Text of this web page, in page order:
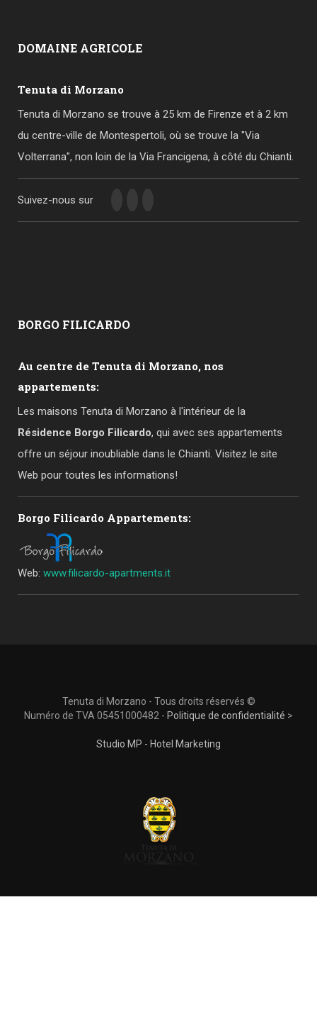
DOMAINE AGRICOLE
Tenuta di Morzano
Tenuta di Morzano se trouve à 25 km de Firenze et à 2 km
du centre-ville de Montespertoli, où se trouve la "Via
Volterrana", non loin de la Via Francigena, à côté du Chianti.
Suivez-nous sur
BORGO FILICARDO
Au centre de Tenuta di Morzano, nos
appartements:
Les maisons Tenuta di Morzano à l'intérieur de la
Résidence Borgo Filicardo, qui avec ses appartements
offre un séjour inoubliable dans le Chianti. Visitez le site
Web pour toutes les informations!
Borgo Filicardo Appartements:
Web: www.filicardo-apartments.it
Tenuta di Morzano - Tous droits réservés ©
Numéro de TVA 05451000482 - Politique de confidentialité >
Studio MP - Hotel Marketing